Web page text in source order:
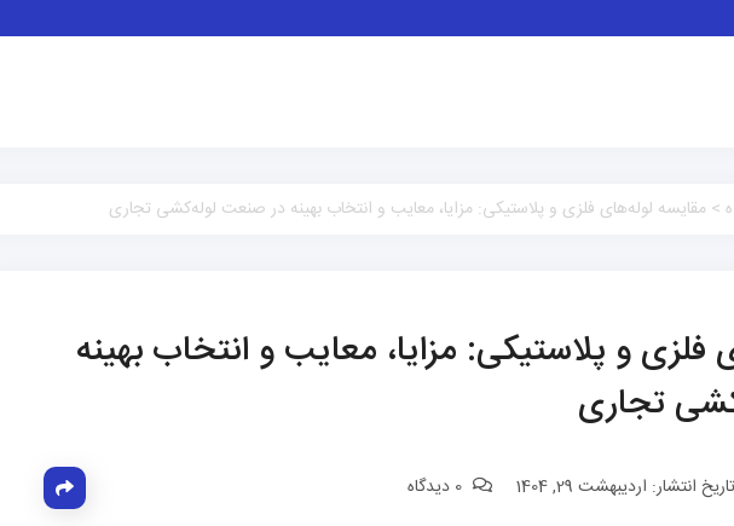
مقایسه لوله‌های فلزی و پلاستیکی: مزایا، معایب و انتخاب بهینه در صنعت لوله‌کشی تجاری
فلزی و پلاستیکی: مزایا، معایب و انتخاب بهینه
تجاری
تاریخ انتشار: اردیبهشت 29, 1404